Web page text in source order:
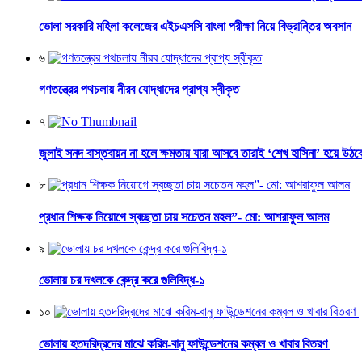
ভোলা সরকারি মহিলা কলেজের এইচএসসি বাংলা পরীক্ষা নিয়ে বিভ্রান্তির অবসান
৬
গণতন্ত্রের পথচলায় নীরব যোদ্ধাদের প্রাপ্য স্বীকৃত
৭
জুলাই সনদ বাস্তবায়ন না হলে ক্ষমতায় যারা আসবে তারাই ‘শেখ হাসিনা’ হয়ে
৮
প্রধান শিক্ষক নিয়োগে স্বচ্ছতা চায় সচেতন মহল”- মো: আশরাফুল আলম
৯
ভোলায় চর দখলকে কেন্দ্র করে গুলিবিদ্ধ-১
১০
ভোলায় হতদরিদ্রদের মাঝে করিম-বানু ফাউন্ডেশনের কম্বল ও খাবার বিতরণ